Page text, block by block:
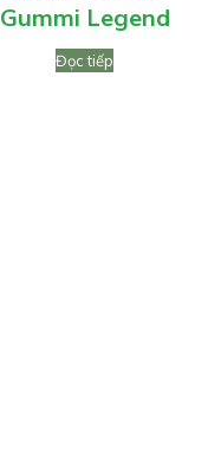
Gummi Legend
Đọc tiếp